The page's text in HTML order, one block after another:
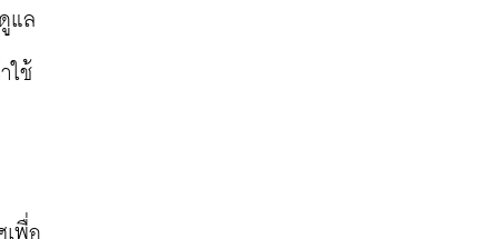
แล
ใช้
เพื่อ